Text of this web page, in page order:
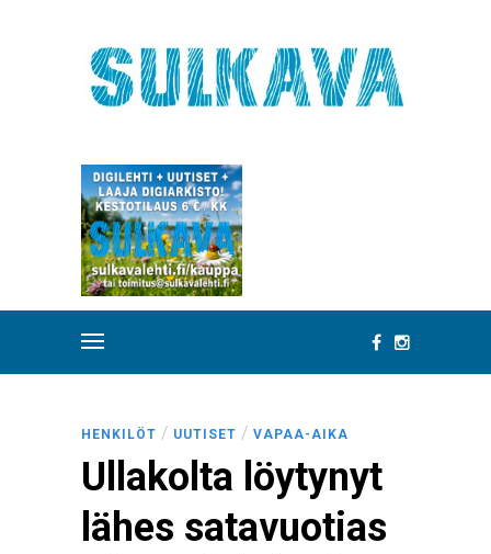
HENKILÖT / UUTISET / VAPAA-AIKA
Ullakolta löytynyt
lähes satavuotias